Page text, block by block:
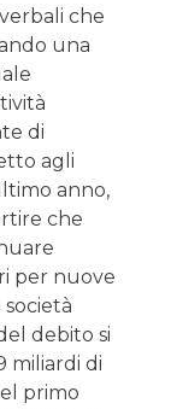
che
una
di
agli
anno,
che
per nuove
debito si
miliardi di
primo